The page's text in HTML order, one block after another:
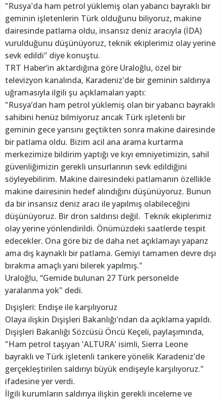
"Rusya'da ham petrol yüklemiş olan yabancı bayraklı bir
geminin işletenlerin Türk olduğunu biliyoruz, makine
dairesinde patlama oldu, insansız deniz aracıyla (İDA)
vurulduğunu düşünüyoruz, teknik ekiplerimiz olay yerine
sevk edildi" diye konuştu.
TRT Haber’in aktardığına göre Uraloğlu, özel bir
televizyon kanalında, Karadeniz'de bir geminin saldırıya
uğramasıyla ilgili şu açıklamaları yaptı:
"Rusya’dan ham petrol yüklemiş olan bir yabancı bayraklı
sahibini henüz bilmiyoruz ancak Türk işletenli bir
geminin gece yarısını geçtikten sonra makine dairesinde
bir patlama oldu. Bizim acil ana arama kurtarma
merkezimize bildirim yaptığı ve kıyı emniyetimizin, sahil
güvenliğimizin gerekli unsurlarının sevk edildiğini
söyleyebilirim. Makine dairesindeki patlamanın özellikle
makine dairesinin hedef alındığını düşünüyoruz. Bunun
da bir insansız deniz aracı ile yapılmış olabileceğini
düşünüyoruz. Bir dron saldırısı değil. Teknik ekiplerimiz
olay yerine yönlendirildi. Önümüzdeki saatlerde tespit
edecekler. Ona göre biz de daha net açıklamayı yaparız
ama dış kaynaklı bir patlama. Gemiyi tamamen devre dışı
bırakma amaçlı yani bilerek yapılmış."
Uraloğlu, “Gemide bulunan 27 Türk personelde
yaralanma yok" dedi.
Dışişleri: Endişe ile karşılıyoruz
Olaya ilişkin Dışişleri Bakanlığı'ndan da açıklama yapıldı.
Dışişleri Bakanlığı Sözcüsü Öncü Keçeli, paylaşımında,
"Ham petrol taşıyan 'ALTURA' isimli, Sierra Leone
bayraklı ve Türk işletenli tankere yönelik Karadeniz'de
gerçekleştirilen saldırıyı büyük endişeyle karşılıyoruz."
ifadesine yer verdi.
İlgili kurumların saldırıya ilişkin gerekli inceleme ve